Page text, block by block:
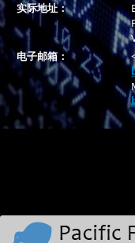
实际地址：
电子邮箱：